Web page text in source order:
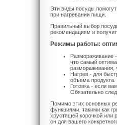
Эти виды посуды помогут
при нагревании пищи.
Правильный выбор
рекомендациям и
Режимы работы:
Размораживание
что самый
размораживания,
Нагрев - для
объема продукта.
Готовка - если
Обязательно
Помимо этих основных
функциями, такими как
хрустящей корочкой или
он для вашего